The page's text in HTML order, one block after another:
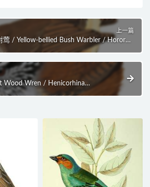
上一篇
莺 / Yellow-bellied Bush Warbler / Horornis
acanthizoides
Wood Wren / Henicorhina